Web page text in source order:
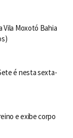
Vila Moxotó Bahia
é nesta sexta-
e exibe corpo